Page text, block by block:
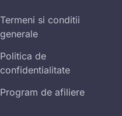
Termeni si conditii
generale
Politica de
confidentialitate
Program de afiliere